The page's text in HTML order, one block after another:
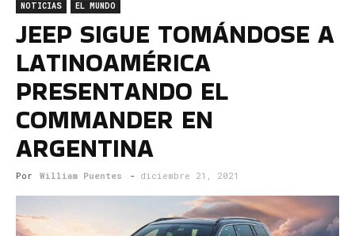
Magazine
NOTICIAS EL MUNDO
JEEP SIGUE TOMÁNDOSE A
LATINOAMÉRICA
PRESENTANDO EL
COMMANDER EN
ARGENTINA
Por William Puentes - diciembre 21, 2021